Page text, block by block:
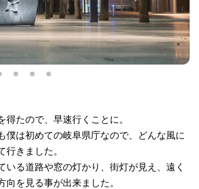
たので、早速行くことに。
僕は初めての岐阜県庁なので、どんな風に
きました。
る道路や窓の灯かり、街灯が見え、遠く
を見る事が出来ました。